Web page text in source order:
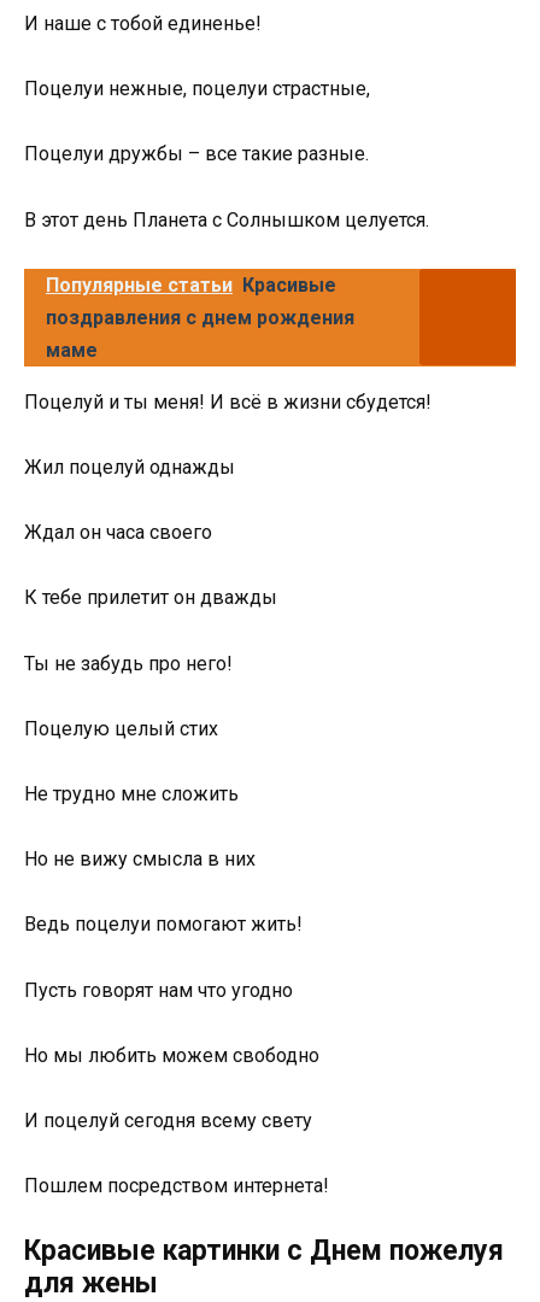
И наше с тобой единенье!
Поцелуи нежные, поцелуи страстные,
Поцелуи дружбы – все такие разные.
В этот день Планета с Солнышком целуется.
Популярные статьи Красивые
поздравления с днем рождения
маме
Поцелуй и ты меня! И всё в жизни сбудется!
Жил поцелуй однажды
Ждал он часа своего
К тебе прилетит он дважды
Ты не забудь про него!
Поцелую целый стих
Не трудно мне сложить
Но не вижу смысла в них
Ведь поцелуи помогают жить!
Пусть говорят нам что угодно
Но мы любить можем свободно
И поцелуй сегодня всему свету
Пошлем посредством интернета!
Красивые картинки с Днем пожелуя
для жены